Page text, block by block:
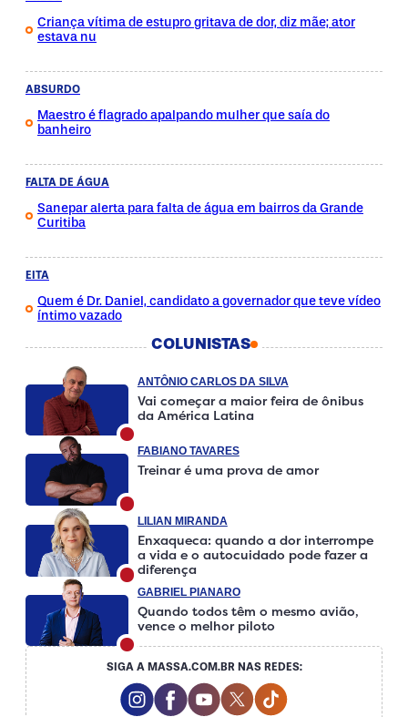
Criança vítima de estupro gritava de dor, diz mãe; ator
estava nu
ABSURDO
Maestro é flagrado apalpando mulher que saía do
banheiro
FALTA DE ÁGUA
Sanepar alerta para falta de água em bairros da Grande
Curitiba
EITA
Quem é Dr. Daniel, candidato a governador que teve vídeo
íntimo vazado
COLUNISTAS
ANTÔNIO CARLOS DA SILVA
Vai começar a maior feira de ônibus
da América Latina
FABIANO TAVARES
Treinar é uma prova de amor
LILIAN MIRANDA
Enxaqueca: quando a dor interrompe
a vida e o autocuidado pode fazer a
diferença
GABRIEL PIANARO
Quando todos têm o mesmo avião,
vence o melhor piloto
SIGA A MASSA.COM.BR NAS REDES:
Instagram Social Media
Facebook Social Media
Youtube Social Media
Twitter Social Media
Tiktok Social